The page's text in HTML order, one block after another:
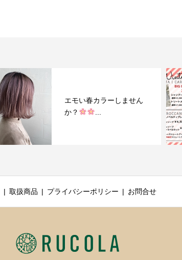
エモい春カラーしません
か？
取扱商品 プライバシーポリシー お問合せ